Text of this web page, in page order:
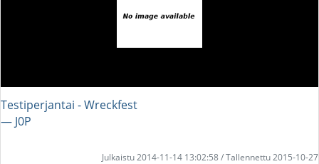
Testiperjantai - Wreckfest
― J0P
Julkaistu 2014-11-14 13:02:58 / Tallennettu 2015-10-27